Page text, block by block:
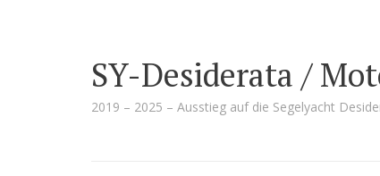
SY-Desiderata /
2019 – 2025 – Ausstieg auf die Segelyacht